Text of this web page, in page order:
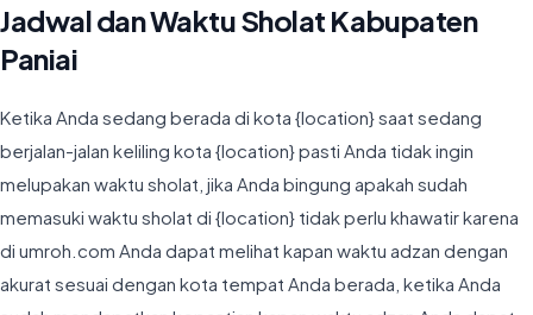
Jadwal dan Waktu Sholat Kabupaten
Paniai
Ketika Anda sedang berada di kota {location} saat sedang
berjalan-jalan keliling kota {location} pasti Anda tidak ingin
melupakan waktu sholat, jika Anda bingung apakah sudah
memasuki waktu sholat di {location} tidak perlu khawatir karena
di umroh.com Anda dapat melihat kapan waktu adzan dengan
akurat sesuai dengan kota tempat Anda berada, ketika Anda